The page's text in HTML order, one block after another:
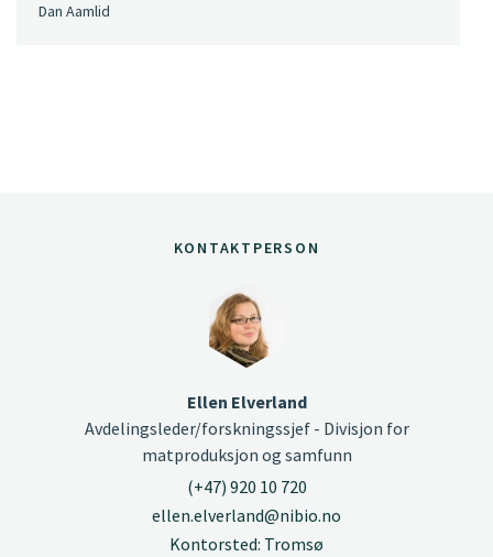
Dan Aamlid
KONTAKTPERSON
Ellen Elverland
Avdelingsleder/forskningssjef - Divisjon for
matproduksjon og samfunn
(+47) 920 10 720
ellen.elverland@nibio.no
Kontorsted: Tromsø